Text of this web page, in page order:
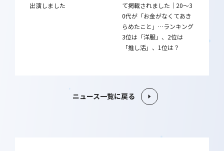
出演しました
て掲載されました｜20～3
0代が「お金がなくてあき
らめたこと」…ランキング
3位は「洋服」、2位は
「推し活」、1位は？
ニュース一覧に戻る